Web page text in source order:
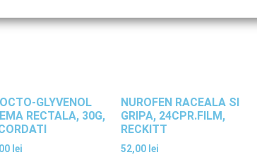
GLYVENOL
RECTALA, 30G,
lei
NUROFEN RACEALA SI
GRIPA, 24CPR.FILM,
RECKITT
52,00 lei